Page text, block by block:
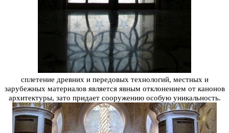
сплетение древних и передовых технологий, местных и
зарубежных материалов является явным отклонением от канонов
архитектуры, зато придает сооружению особую уникальность.